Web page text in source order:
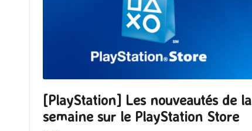
[PlayStation] Les nouveautés de la
semaine sur le PlayStation Store